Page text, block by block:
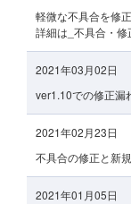
軽微な不具合を修
詳細は_不具合・
2021年03月02日
ver1.10での修正漏
2021年02月23日
不具合の修正と新
2021年01月05日